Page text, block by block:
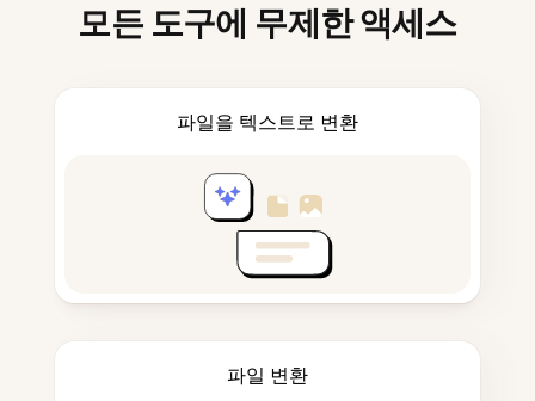
모든 도구에 무제한 액세스
파일을 텍스트로 변환
파일 변환